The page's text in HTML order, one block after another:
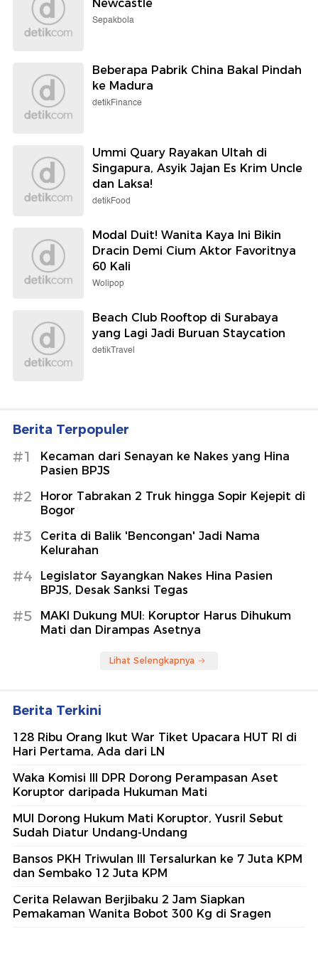
Newcastle
Sepakbola
Beberapa Pabrik China Bakal Pindah
ke Madura
detikFinance
Ummi Quary Rayakan Ultah di
Singapura, Asyik Jajan Es Krim Uncle
dan Laksa!
detikFood
Modal Duit! Wanita Kaya Ini Bikin
Dracin Demi Cium Aktor Favoritnya
60 Kali
Wolipop
Beach Club Rooftop di Surabaya
yang Lagi Jadi Buruan Staycation
detikTravel
Berita Terpopuler
#1
Kecaman dari Senayan ke Nakes yang Hina
Pasien BPJS
#2
Horor Tabrakan 2 Truk hingga Sopir Kejepit di
Bogor
#3
Cerita di Balik 'Bencongan' Jadi Nama
Kelurahan
#4
Legislator Sayangkan Nakes Hina Pasien
BPJS, Desak Sanksi Tegas
#5
MAKI Dukung MUI: Koruptor Harus Dihukum
Mati dan Dirampas Asetnya
Lihat Selengkapnya
Berita Terkini
128 Ribu Orang Ikut War Tiket Upacara HUT RI di
Hari Pertama, Ada dari LN
Waka Komisi III DPR Dorong Perampasan Aset
Koruptor daripada Hukuman Mati
MUI Dorong Hukum Mati Koruptor, Yusril Sebut
Sudah Diatur Undang-Undang
Bansos PKH Triwulan III Tersalurkan ke 7 Juta KPM
dan Sembako 12 Juta KPM
Cerita Relawan Berjibaku 2 Jam Siapkan
Pemakaman Wanita Bobot 300 Kg di Sragen